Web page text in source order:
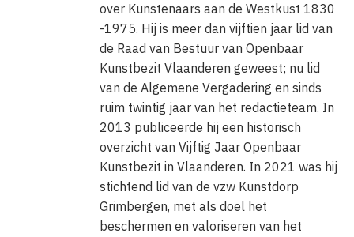
over Kunstenaars aan de Westkust 1830
-1975. Hij is meer dan vijftien jaar lid van
de Raad van Bestuur van Openbaar
Kunstbezit Vlaanderen geweest; nu lid
van de Algemene Vergadering en sinds
ruim twintig jaar van het redactieteam. In
2013 publiceerde hij een historisch
overzicht van Vijftig Jaar Openbaar
Kunstbezit in Vlaanderen. In 2021 was hij
stichtend lid van de vzw Kunstdorp
Grimbergen, met als doel het
beschermen en valoriseren van het